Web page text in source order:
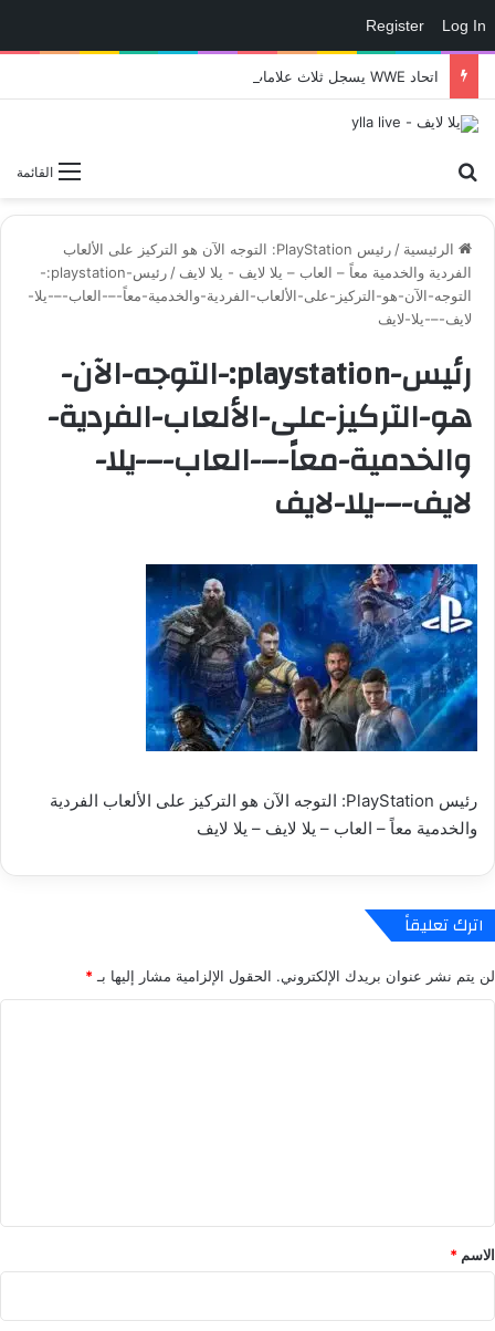
Log In
Register
القائمة
الرئيسية /
رئيس PlayStation: التوجه الآن هو التركيز على الألعاب
الفردية والخدمية معاً – العاب – يلا لايف - يلا لايف /
رئيس-playstation:-
التوجه-الآن-هو-التركيز-على-الألعاب-الفردية-والخدمية-معاً-–-العاب-–-يلا-
لايف-–-يلا-لايف
رئيس-playstation:-التوجه-الآن-
هو-التركيز-على-الألعاب-الفردية-
والخدمية-معاً-–-العاب-–-يلا-
لايف-–-يلا-لايف
رئيس PlayStation: التوجه الآن هو التركيز على الألعاب الفردية
والخدمية معاً – العاب – يلا لايف – يلا لايف
اترك تعليقاً
لن يتم نشر عنوان بريدك الإلكتروني. الحقول الإلزامية مشار إليها بـ *
*
الاسم *